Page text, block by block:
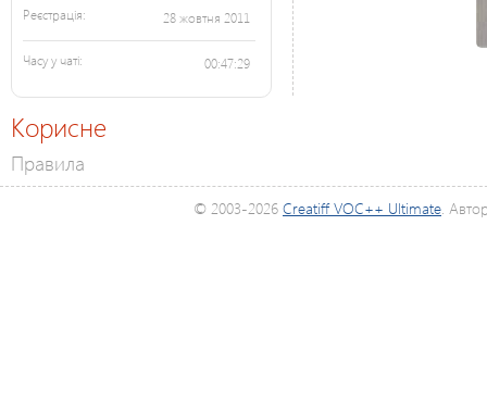
Реєстрація: 28 жовтня 2011
Часу у чаті: 00:47:29
Корисне
Правила
© 2003-2026 Creatiff VOC++ Ultimate.